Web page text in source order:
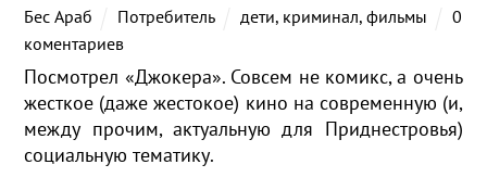
Бес Араб Потребитель дети, криминал, фильмы
0
коментариев
Посмотрел «Джокера». Совсем не комикс, а очень
жесткое (даже жестокое) кино на современную (и,
между прочим, актуальную для Приднестровья)
социальную тематику.